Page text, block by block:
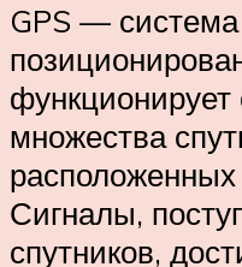
GPS — система
множества
Сигналы,
спутников,